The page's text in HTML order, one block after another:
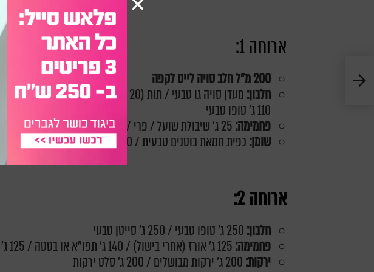
ארוחה 1:
200 מ"ל חלב סויה לייט לקפה
חלבון:
110 ג' טופו טבעי
פחמימה:25 ג' שיבולת שועל / פרי / חטיף אנרגיה (90 קל')
שומן:כפית חמאת בוטנים טבעית / 10 ג' זרעי צ'יה
ארוחה 2:
חלבון:
פחמימה:125 ג' אורז (אחרי בישול) / 140 ג' תפו"א או בטטה / 125 ג' קינואה / 125 ג' עדשים
ירקות:200 ג' ירקות מבושלים / 200 ג' סלט ירקות